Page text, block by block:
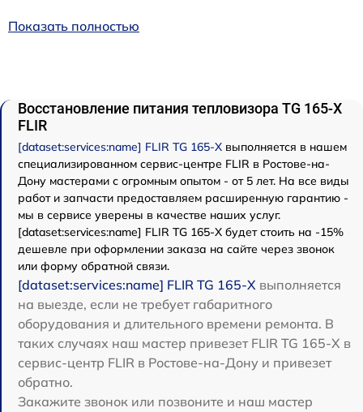
Показать полностью
Восстановление питания тепловизора TG 165-X
FLIR
[dataset:services:name] FLIR TG 165-X выполняется в нашем
специализированном сервис-центре FLIR в Ростове-на-
Дону мастерами с огромным опытом - от 5 лет. На все виды
работ и запчасти предоставляем расширенную гарантию -
мы в сервисе уверены в качестве наших услуг.
[dataset:services:name] FLIR TG 165-X будет стоить на -15%
дешевле при оформлении заказа на сайте через звонок
или форму обратной связи.
[dataset:services:name] FLIR TG 165-X выполняется
на выезде, если не требует габаритного
оборудования и длительного времени ремонта. В
таких случаях наш мастер привезет FLIR TG 165-X в
сервис-центр FLIR в Ростове-на-Дону и привезет
обратно.
Закажите звонок или позвоните и наш мастер